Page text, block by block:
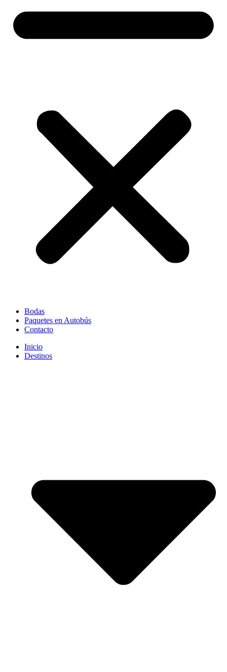
Bodas
Paquetes en Autobús
Contacto
Inicio
Destinos